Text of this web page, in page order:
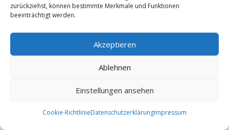
zurückziehst, können bestimmte Merkmale und Funktionen
beeinträchtigt werden.
Akzeptieren
Ablehnen
Einstellungen ansehen
Cookie-RichtlinieDatenschutzerklärungImpressum